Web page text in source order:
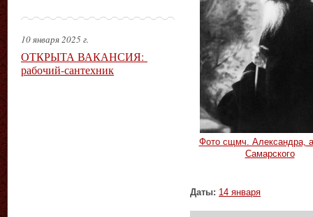
Фото сщмч. Александра,
Самарского
Даты: 14 января
10 января 2025 г.
ОТКРЫТА ВАКАНСИЯ:
рабочий-сантехник